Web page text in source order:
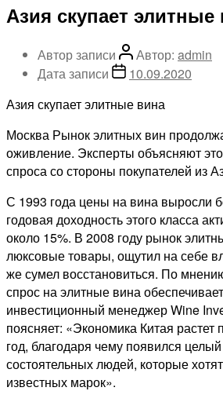
Азия скупает элитные
Автор записи Автор: admin
Дата записи
10.09.2020
Азия скупает элитные вина
Москва Рынок элитных вин
оживление. Эксперты объясняют
спроса со стороны покупателей из
С 1993 года цены на вина выросли
годовая доходность этого класса
около 15%. В 2008 году рынок
люксовые товары, ощутил на себе
же сумел восстановиться. По
спрос на элитные вина
инвестиционный менеджер Wine
поясняет: «Экономика Китая растет
год, благодаря чему появился
состоятельных людей, которые
известных марок».